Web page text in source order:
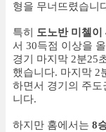
형을 무너뜨렸습니
특히 도노반 미첼이
서 30득점 이상을
경기 마지막 2분25
했습니다. 마지막 2
하면서 경기의 주
니다.
하지만 홈에서는 8